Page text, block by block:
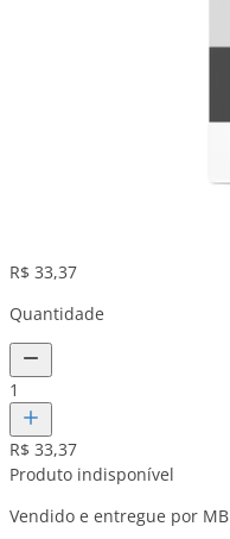
R$ 33,37
Quantidade
1
R$ 33,37
Produto indisponível
Vendido e entregue por MB